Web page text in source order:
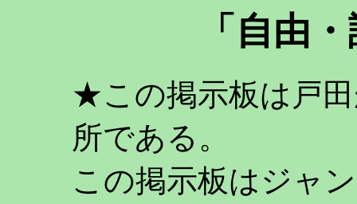
「自由
★この掲示板は戸
所である。
この掲示板はジャ